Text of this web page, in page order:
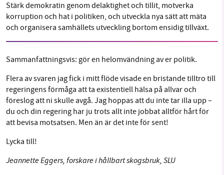
Stärk demokratin genom delaktighet och tillit, motverka
korruption och hat i politiken, och utveckla nya sätt att mäta
och organisera samhällets utveckling bortom ensidig tillväxt.
Sammanfattningsvis: gör en helomvändning av er politik.
Flera av svaren jag fick i mitt flöde visade en bristande tilltro till
regeringens förmåga att ta existentiell hälsa på allvar och
föreslog att ni skulle avgå. Jag hoppas att du inte tar illa upp –
du och din regering har ju trots allt inte jobbat alltför hårt för
att bevisa motsatsen. Men än är det inte för sent!
Lycka till!
Jeannette Eggers, forskare i hållbart skogsbruk, SLU